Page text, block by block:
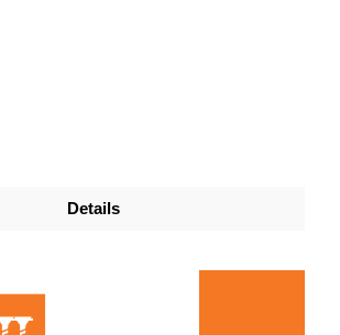
Details